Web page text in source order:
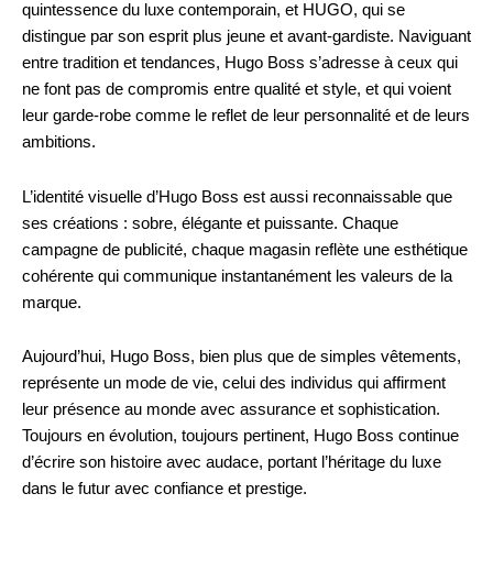
quintessence du luxe contemporain, et HUGO, qui se
distingue par son esprit plus jeune et avant-gardiste. Naviguant
entre tradition et tendances, Hugo Boss s’adresse à ceux qui
ne font pas de compromis entre qualité et style, et qui voient
leur garde-robe comme le reflet de leur personnalité et de leurs
ambitions.
L’identité visuelle d’Hugo Boss est aussi reconnaissable que
ses créations : sobre, élégante et puissante. Chaque
campagne de publicité, chaque magasin reflète une esthétique
cohérente qui communique instantanément les valeurs de la
marque.
Aujourd’hui, Hugo Boss, bien plus que de simples vêtements,
représente un mode de vie, celui des individus qui affirment
leur présence au monde avec assurance et sophistication.
Toujours en évolution, toujours pertinent, Hugo Boss continue
d’écrire son histoire avec audace, portant l’héritage du luxe
dans le futur avec confiance et prestige.